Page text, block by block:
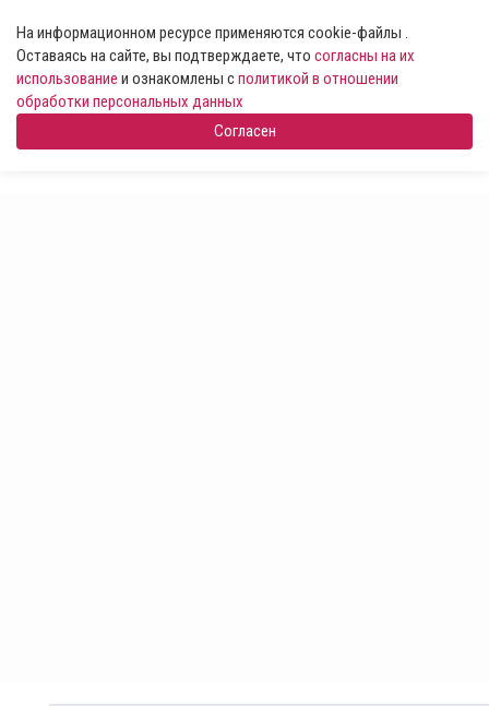
На информационном ресурсе применяются cookie-файлы .
Оставаясь на сайте, вы подтверждаете, что согласны на их
использование и ознакомлены сполитикой в отношении
обработки персональных данных
Согласен